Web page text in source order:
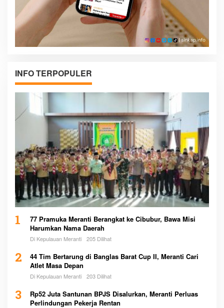
INFO TERPOPULER
1
77 Pramuka Meranti Berangkat ke Cibubur, Bawa Misi
Harumkan Nama Daerah
Di Kepulauan Meranti 205 Dilihat
2
44 Tim Bertarung di Banglas Barat Cup II, Meranti Cari
Atlet Masa Depan
Di Kepulauan Meranti 203 Dilihat
3
Rp52 Juta Santunan BPJS Disalurkan, Meranti Perluas
Perlindungan Pekerja Rentan